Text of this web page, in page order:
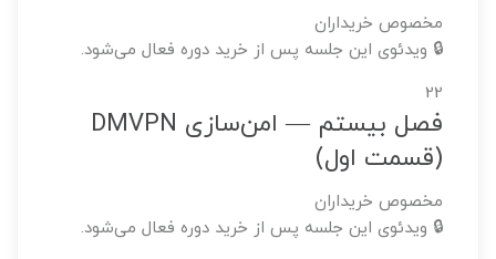
مخصوص خریداران
🔒 ویدئوی این جلسه پس از خرید دوره فعال می‌شود.
22
فصل بیستم — امن‌سازی DMVPN
(قسمت اول)
مخصوص خریداران
🔒 ویدئوی این جلسه پس از خرید دوره فعال می‌شود.